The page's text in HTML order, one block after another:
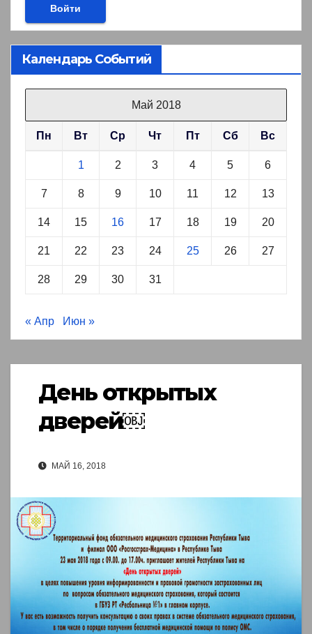
Календарь Событий
Май 2018
Пн Вт Ср Чт Пт Сб Вс
1 2 3 4 5 6
7 8 9 10 11 12 13
14 15 16 17 18 19 20
21 22 23 24 25 26 27
28 29 30 31
« Апр Июн »
День открытых
дверей￼
МАЙ 16, 2018